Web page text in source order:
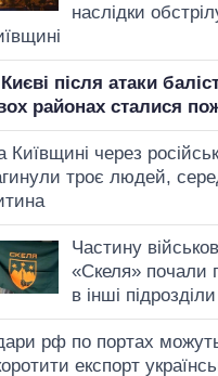
наслідки
після атаки
районах сталися
Київщині через
троє людей,
Частину
«Скеля» почали
в інші
рф по портах можуть
експорт